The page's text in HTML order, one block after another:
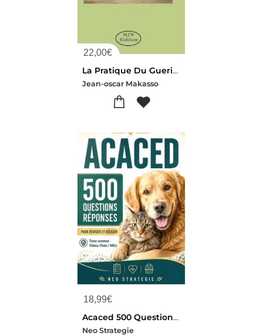
22,00€
La Pratique Du Guerisseur Pygmee Face A La Societe Moderne
Jean-oscar Makasso
18,99€
Acaced 500 Questions Reponses : Tronc Commun Chiens, Chats, Nacs
Neo Strategie